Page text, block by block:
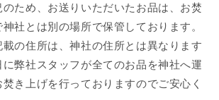
ため、お送りいただいたお品は、 お焚
社とは別の場所で保管しております。
の住所は、神社の住所とは異なります
弊社スタッフが全てのお品を神社へ運
き上げを行っておりますのでご安心く